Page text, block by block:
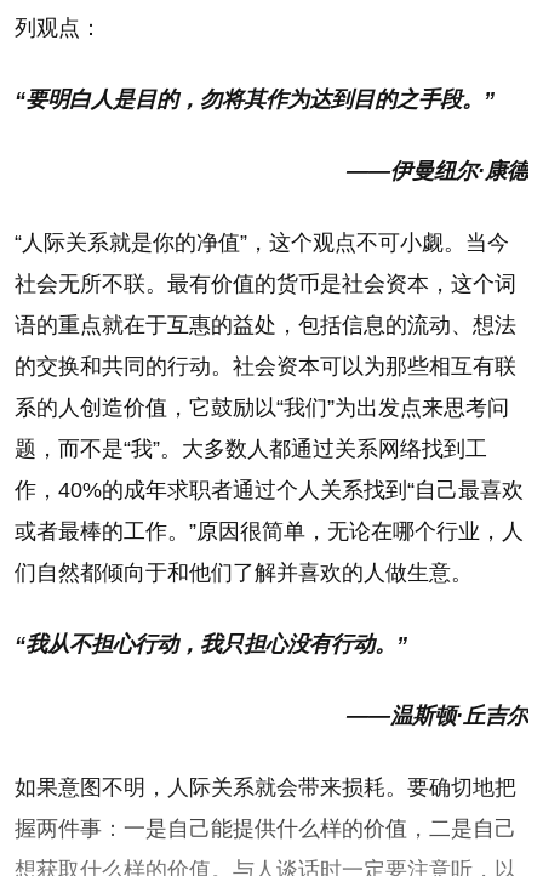
列观点：
“要明白人是目的，勿将其作为达到目的之手段。”
——伊曼纽尔·康德
“人际关系就是你的净值”，这个观点不可小觑。当今
社会无所不联。最有价值的货币是社会资本，这个词
语的重点就在于互惠的益处，包括信息的流动、想法
的交换和共同的行动。社会资本可以为那些相互有联
系的人创造价值，它鼓励以“我们”为出发点来思考问
题，而不是“我”。大多数人都通过关系网络找到工
作，40%的成年求职者通过个人关系找到“自己最喜欢
或者最棒的工作。”原因很简单，无论在哪个行业，人
们自然都倾向于和他们了解并喜欢的人做生意。
“我从不担心行动，我只担心没有行动。”
——温斯顿·丘吉尔
如果意图不明，人际关系就会带来损耗。要确切地把
握两件事：一是自己能提供什么样的价值，二是自己
想获取什么样的价值。与人谈话时一定要注意听，以